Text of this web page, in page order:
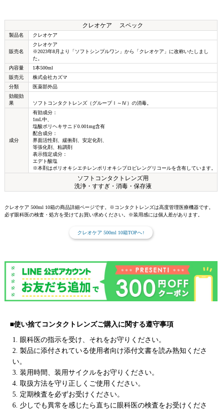
クレオケア スペック
製品名 クレオケア
販売名
クレオケア
※2023年8月より「ソフトシンプルワン」から「クレオケア」に改称いたしまし
た。
内容量
1本500ml
販売元
株式会社カズマ
分類
医薬部外品
効能効
果
ソフトコンタクトレンズ（グループⅠ～Ⅳ）の消毒。
成分
有効成分：
1mL中、
塩酸ポリヘキサニド0.001mg含有
配合成分：
界面活性剤、緩衝剤、安定化剤、
等張化剤、粘調剤
表示指定成分：
エデト酸塩
※本剤はポリオキシエチレンポリオキシプロピレングリコールを含有しています。
ソフトコンタクトレンズ用
洗浄・すすぎ・消毒・保存液
クレオケア 500ml 10箱の商品詳細ページです。※コンタクトレンズは高度管理医療機器です。
必ず眼科医の検査・処方を受けてお買い求めください。※装用感には個人差があります。
クレオケア 500ml 10箱TOPへ↑
■使い捨てコンタクトレンズご購入に関する遵守事項
1. 眼科医の指示を受け、それをお守りください。
2. 製品に添付されている使用者向け添付文書を読み熟知くださ
い。
3. 装用時間、装用サイクルをお守りください。
4. 取扱方法を守り正しくご使用ください。
5. 定期検査を必ずお受けください。
6. 少しでも異常を感じたら直ちに眼科医の検査をお受けくださ